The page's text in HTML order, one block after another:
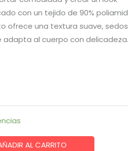
€.
con un tejido de 90%
ofrece una textura suave,
al cuerpo con
AL CARRITO